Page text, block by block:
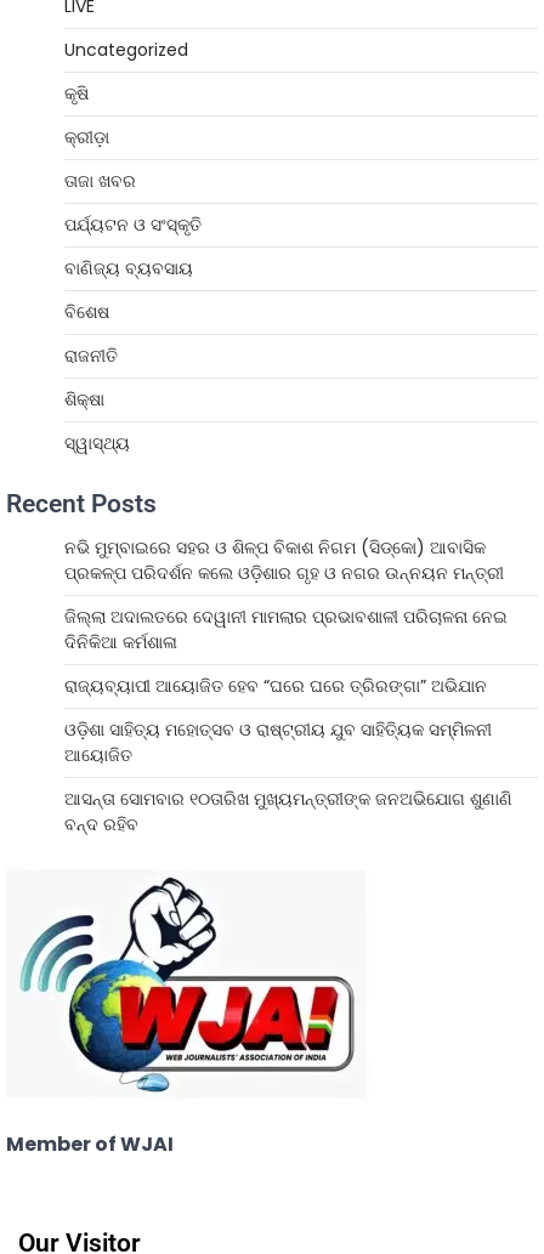
LIVE
Uncategorized
କୃଷି
କ୍ରୀଡ଼ା
ତାଜା ଖବର
ପର୍ଯ୍ୟଟନ ଓ ସଂସ୍କୃତି
ବାଣିଜ୍ୟ ବ୍ୟବସାୟ
ବିଶେଷ
ରାଜନୀତି
ଶିକ୍ଷା
ସ୍ୱାସ୍ଥ୍ୟ
Recent Posts
ନଭି ମୁମ୍ବାଇରେ ସହର ଓ ଶିଳ୍ପ ବିକାଶ ନିଗମ (ସିଡ୍‌କୋ) ଆବାସିକ
ପ୍ରକଳ୍ପ ପରିଦର୍ଶନ କଲେ ଓଡ଼ିଶାର ଗୃହ ଓ ନଗର ଉନ୍ନୟନ ମନ୍ତ୍ରୀ
ଜିଲ୍ଲା ଅଦାଲତରେ ଦେୱାନୀ ମାମଲାର ପ୍ରଭାବଶାଳୀ ପରିଚାଳନା ନେଇ
ଦିନିକିଆ କର୍ମଶାଳା
ରାଜ୍ୟବ୍ୟାପୀ ଆୟୋଜିତ ହେବ “ଘରେ ଘରେ ତ୍ରିରଙ୍ଗା” ଅଭିଯାନ
ଓଡ଼ିଶା ସାହିତ୍ୟ ମହୋତ୍ସବ ଓ ରାଷ୍ଟ୍ରୀୟ ଯୁବ ସାହିତ୍ୟିକ ସମ୍ମିଳନୀ
ଆୟୋଜିତ
ଆସନ୍ତା ସୋମବାର ୧୦ତାରିଖ ମୁଖ୍ୟମନ୍ତ୍ରୀଙ୍କ ଜନଅଭିଯୋଗ ଶୁଣାଣି
ବନ୍ଦ ରହିବ
Member of WJAI
Our Visitor